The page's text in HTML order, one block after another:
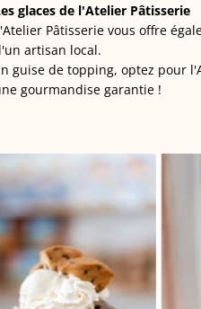
glaces de l'Atelier Pâtisserie
Pâtisserie vous offre
artisan local.
guise de topping, optez pour
gourmandise garantie !